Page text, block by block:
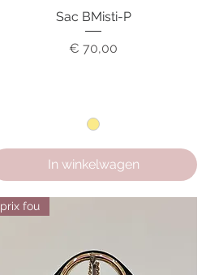
Snel overzicht
Sac BMisti-P
Prijs
€ 70,00
In winkelwagen
prix fou